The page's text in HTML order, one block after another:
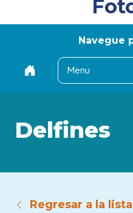
Navegue
Menu
Delfines
Regresar a la